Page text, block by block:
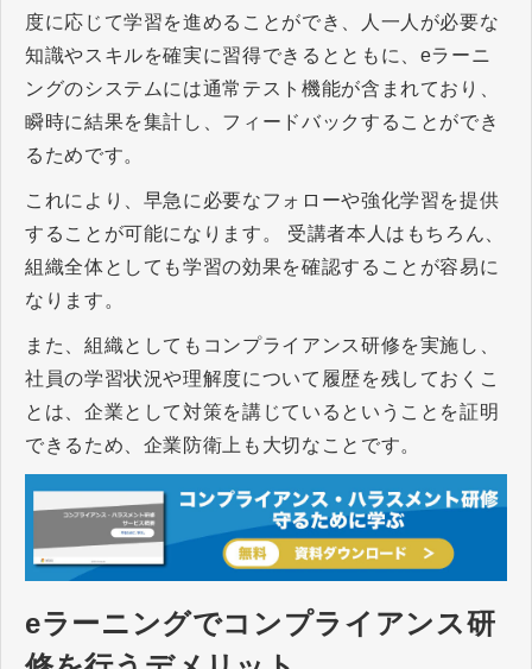
度に応じて学習を進めることができ、人一人が必要な
知識やスキルを確実に習得できるとともに、eラーニ
ングのシステムには通常テスト機能が含まれており、
瞬時に結果を集計し、フィードバックすることができ
るためです。
これにより、早急に必要なフォローや強化学習を提供
することが可能になります。 受講者本人はもちろん、
組織全体としても学習の効果を確認することが容易に
なります。
また、組織としてもコンプライアンス研修を実施し、
社員の学習状況や理解度について履歴を残しておくこ
とは、企業として対策を講じているということを証明
できるため、企業防衛上も大切なことです。
eラーニングでコンプライアンス研